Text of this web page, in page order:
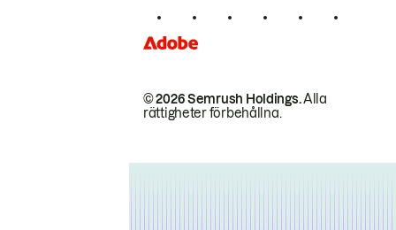
© 2026 Semrush Holdings.Alla
rättigheter förbehållna.